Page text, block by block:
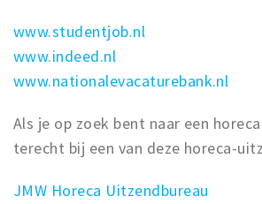
www.studentjob.nl
www.indeed.nl
www.nationalevacaturebank.nl
Als je op zoek bent naar een
terecht bij een van deze horeca-
JMW Horeca Uitzendbureau